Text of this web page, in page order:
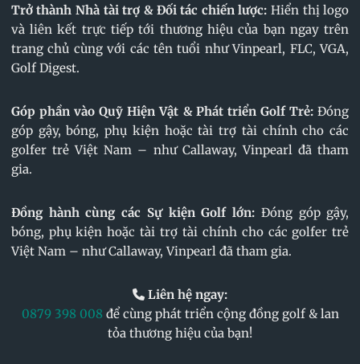
Trở thành Nhà tài trợ & Đối tác chiến lược: Hiển thị logo
và liên kết trực tiếp tới thương hiệu của bạn ngay trên
trang chủ cùng với các tên tuổi như Vinpearl, FLC, VGA,
Golf Digest.
Góp phần vào Quỹ Hiện Vật & Phát triển Golf Trẻ: Đóng
góp gậy, bóng, phụ kiện hoặc tài trợ tài chính cho các
golfer trẻ Việt Nam – như Callaway, Vinpearl đã tham
gia.
Đồng hành cùng các Sự kiện Golf lớn: Đóng góp gậy,
bóng, phụ kiện hoặc tài trợ tài chính cho các golfer trẻ
Việt Nam – như Callaway, Vinpearl đã tham gia.
Liên hệ ngay:
0879 398 008 để cùng phát triển cộng đồng golf & lan
tỏa thương hiệu của bạn!